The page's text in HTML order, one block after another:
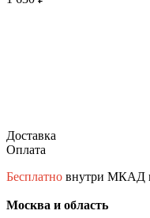
Доставка
Оплата
Бесплатно внутри МКАД
Москва и область